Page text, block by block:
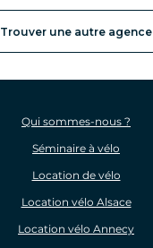
Trouver une autre agence
Qui sommes-nous ?
Séminaire à vélo
Location de vélo
Location vélo Alsace
Location vélo Annecy